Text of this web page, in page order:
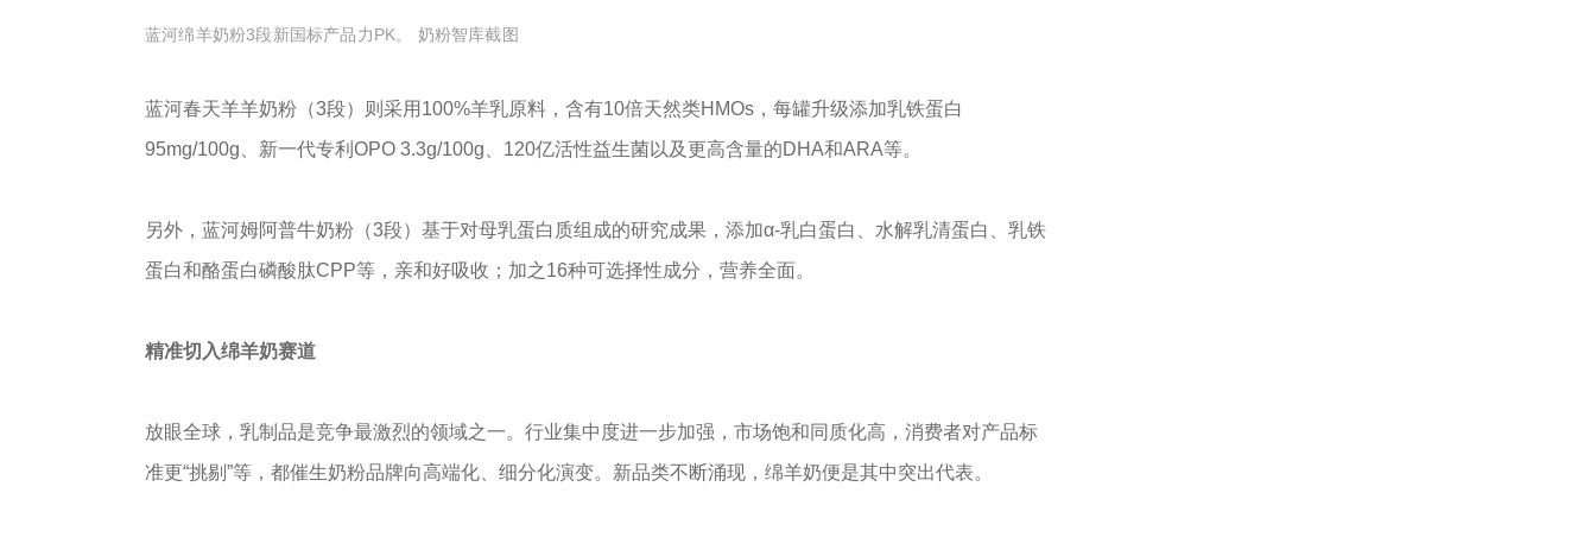
蓝河绵羊奶粉3段新国标产品力PK。 奶粉智库截图
蓝河春天羊羊奶粉（3段）则采用100%羊乳原料，含有10倍天然类HMOs，每罐升级添加乳铁蛋白
95mg/100g、新一代专利OPO 3.3g/100g、120亿活性益生菌以及更高含量的DHA和ARA等。
另外，蓝河姆阿普牛奶粉（3段）基于对母乳蛋白质组成的研究成果，添加α-乳白蛋白、水解乳清蛋白、乳铁
蛋白和酪蛋白磷酸肽CPP等，亲和好吸收；加之16种可选择性成分，营养全面。
精准切入绵羊奶赛道
放眼全球，乳制品是竞争最激烈的领域之一。行业集中度进一步加强，市场饱和同质化高，消费者对产品标
准更“挑剔”等，都催生奶粉品牌向高端化、细分化演变。新品类不断涌现，绵羊奶便是其中突出代表。